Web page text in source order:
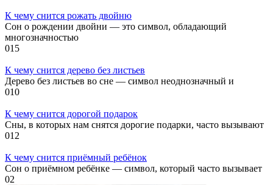
К чему снится рожать двойню
Сон о рождении двойни — это символ, обладающий
многозначностью
015
К чему снится дерево без листьев
Дерево без листьев во сне — символ неоднозначный и
010
К чему снится дорогой подарок
Сны, в которых нам снятся дорогие подарки, часто вызывают
012
К чему снится приёмный ребёнок
Сон о приёмном ребёнке — символ, который часто вызывает
02